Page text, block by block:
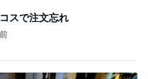
スで注文忘れ